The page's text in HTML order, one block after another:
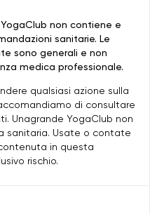
non contiene e
sanitarie. Le
sono generali e non
medica professionale.
qualsiasi azione sulla
di consultare
Unagrande YogaClub non
sanitaria. Usate o contate
in questa
rischio.